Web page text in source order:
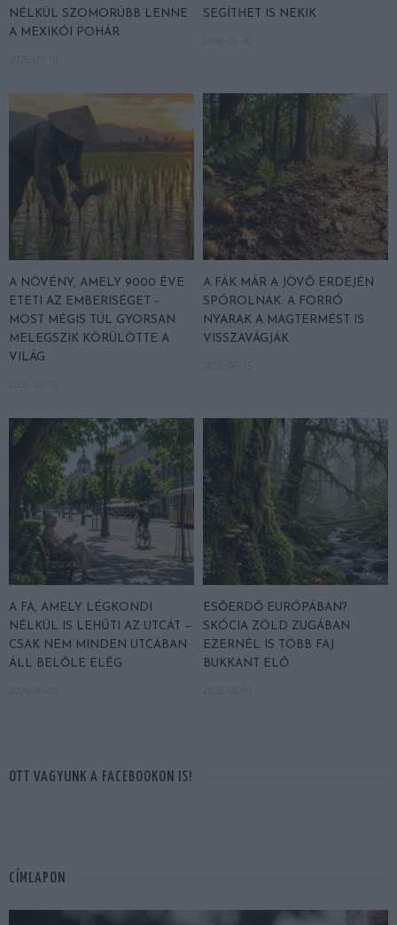
NÉLKÜL SZOMORÚBB LENNE
A MEXIKÓI POHÁR
SEGÍTHET IS NEKIK
A NÖVÉNY, AMELY 9000 ÉVE
ETETI AZ EMBERISÉGET –
MOST MÉGIS TÚL GYORSAN
MELEGSZIK KÖRÜLÖTTE A
VILÁG
A FÁK MÁR A JÖVŐ ERDEJÉN
SPÓROLNAK: A FORRÓ
NYARAK A MAGTERMÉST IS
VISSZAVÁGJÁK
A FA, AMELY LÉGKONDI
NÉLKÜL IS LEHŰTI AZ UTCÁT —
CSAK NEM MINDEN UTCÁBAN
ÁLL BELŐLE ELÉG
ESŐERDŐ EURÓPÁBAN?
SKÓCIA ZÖLD ZUGÁBAN
EZERNÉL IS TÖBB FAJ
BUKKANT ELŐ
OTT VAGYUNK A FACEBOOKON IS!
CÍMLAPON